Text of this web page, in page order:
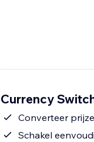
Currency
Converteer
Schakel